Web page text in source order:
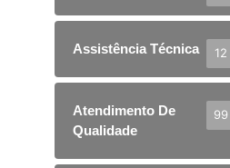
Assistência Técnica 12
Atendimento De
Qualidade
99